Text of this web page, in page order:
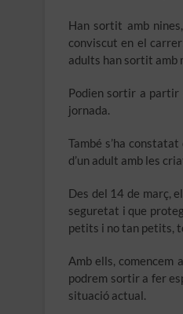
Han sortit amb
conviscut en el
adults han sortit amb
Podien sortir a partir
jornada.
També s’ha
d’un adult amb les
Des del 14 de març,
seguretat i que
petits i no tan petits,
Amb ells, comencem
podrem sortir a fer
situació actual.